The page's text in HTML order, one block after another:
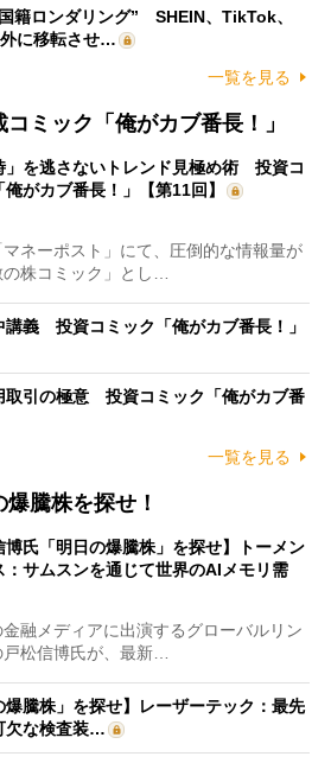
籍ロンダリング” SHEIN、TikTok、
に移転させ…
一覧を見る
ミック「俺がカブ番長！」
」を逃さないトレンド見極め術 投資コ
俺がカブ番長！」【第11回】
ネーポスト」にて、圧倒的な情報量が
株コミック」とし…
講義 投資コミック「俺がカブ番長！」
取引の極意 投資コミック「俺がカブ番
一覧を見る
騰株を探せ！
博氏「明日の爆騰株」を探せ】トーメン
：サムスンを通じて世界のAIメモリ需
融メディアに出演するグローバルリン
松信博氏が、最新…
爆騰株」を探せ】レーザーテック：最先
欠な検査装…